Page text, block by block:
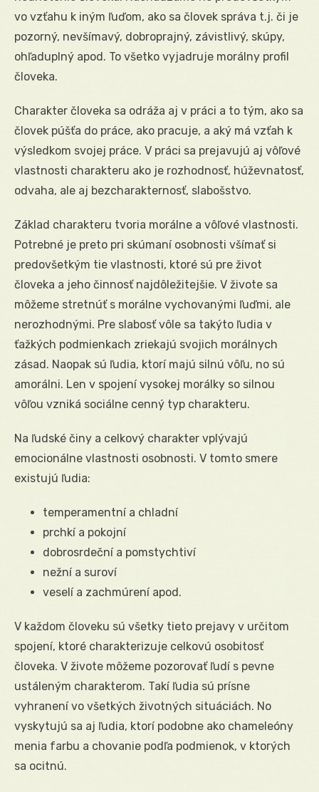
vo vzťahu k iným ľuďom, ako sa človek správa t.j. či je
pozorný, nevšímavý, dobroprajný, závistlivý, skúpy,
ohľaduplný apod. To všetko vyjadruje morálny profil
človeka.
Charakter človeka sa odráža aj v práci a to tým, ako sa
človek púšťa do práce, ako pracuje, a aký má vzťah k
výsledkom svojej práce. V práci sa prejavujú aj vôľové
vlastnosti charakteru ako je rozhodnosť, húževnatosť,
odvaha, ale aj bezcharakternosť, slabošstvo.
Základ charakteru tvoria morálne a vôľové vlastnosti.
Potrebné je preto pri skúmaní osobnosti všímať si
predovšetkým tie vlastnosti, ktoré sú pre život
človeka a jeho činnosť najdôležitejšie. V živote sa
môžeme stretnúť s morálne vychovanými ľuďmi, ale
nerozhodnými. Pre slabosť vôle sa takýto ľudia v
ťažkých podmienkach zriekajú svojich morálnych
zásad. Naopak sú ľudia, ktorí majú silnú vôľu, no sú
amorálni. Len v spojení vysokej morálky so silnou
vôľou vzniká sociálne cenný typ charakteru.
Na ľudské činy a celkový charakter vplývajú
emocionálne vlastnosti osobnosti. V tomto smere
existujú ľudia:
temperamentní a chladní
prchkí a pokojní
dobrosrdeční a pomstychtiví
nežní a suroví
veselí a zachmúrení apod.
V každom človeku sú všetky tieto prejavy v určitom
spojení, ktoré charakterizuje celkovú osobitosť
človeka. V živote môžeme pozorovať ľudí s pevne
ustáleným charakterom. Takí ľudia sú prísne
vyhranení vo všetkých životných situáciách. No
vyskytujú sa aj ľudia, ktorí podobne ako chameleóny
menia farbu a chovanie podľa podmienok, v ktorých
sa ocitnú.